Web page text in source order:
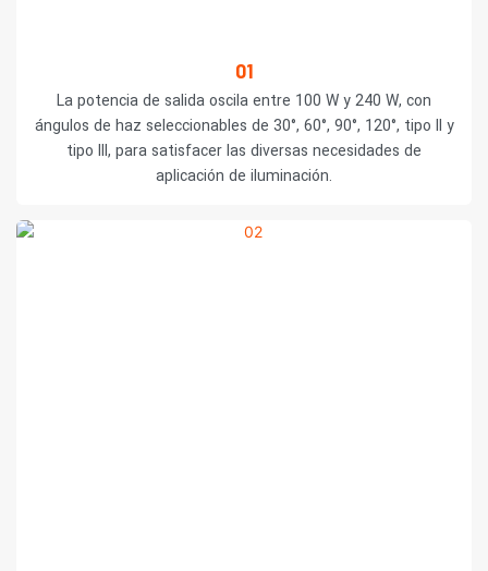
01
La potencia de salida oscila entre 100 W y 240 W, con
ángulos de haz seleccionables de 30°, 60°, 90°, 120°, tipo II y
tipo III, para satisfacer las diversas necesidades de
aplicación de iluminación.